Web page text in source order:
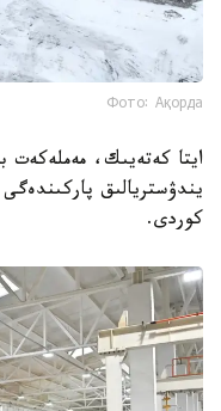
Фото: Ақорда
يندۋستريالىق پاركىندەگى
كوردى.